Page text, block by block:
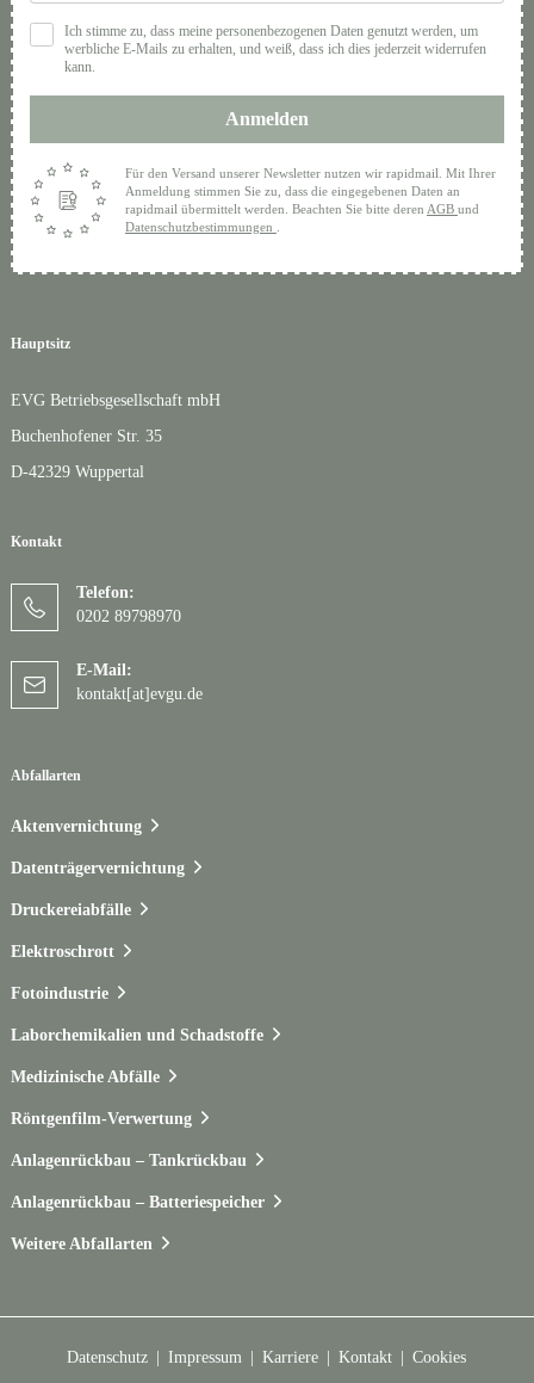
Hauptsitz
EVG Betriebsgesellschaft mbH
Buchenhofener Str. 35
D-42329 Wuppertal
Kontakt
Telefon:
0202 89798970
E-Mail:
kontakt[at]evgu.de
Abfallarten
Aktenvernichtung
Datenträgervernichtung
Druckereiabfälle
Elektroschrott
Fotoindustrie
Laborchemikalien und Schadstoffe
Medizinische Abfälle
Röntgenfilm-Verwertung
Anlagenrückbau – Tankrückbau
Anlagenrückbau – Batteriespeicher
Weitere Abfallarten
Ich stimme zu, dass meine personenbezogenen Daten genutzt werden, um
werbliche E-Mails zu erhalten, und weiß, dass ich dies jederzeit widerrufen
kann.
Anmelden
Für den Versand unserer Newsletter nutzen wir rapidmail. Mit Ihrer
Anmeldung stimmen Sie zu, dass die eingegebenen Daten an
rapidmail übermittelt werden. Beachten Sie bitte deren AGB und
Datenschutzbestimmungen
Datenschutz Impressum Karriere Kontakt Cookies